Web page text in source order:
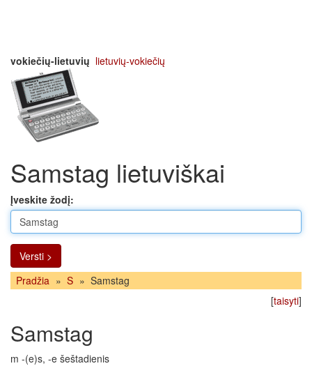
vokiečių-lietuvių lietuvių-vokiečių
Samstag lietuviškai
Įveskite žodį:
Versti >
Pradžia » S » Samstag
[taisyti]
Samstag
m -(e)s, -e šeštadienis